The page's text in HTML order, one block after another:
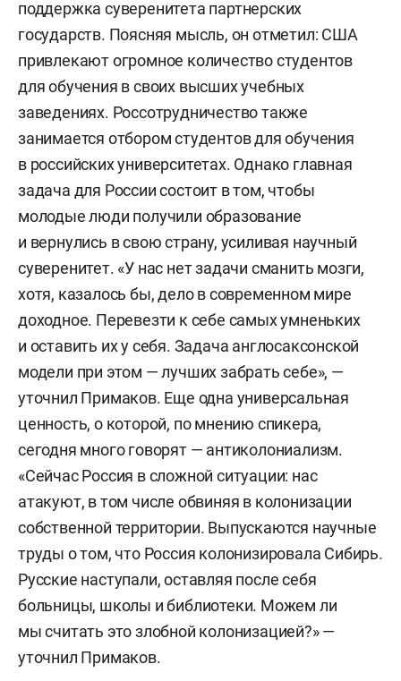
поддержка суверенитета партнерских
государств. Поясняя мысль, он отметил: США
привлекают огромное количество студентов
для обучения в своих высших учебных
заведениях. Россотрудничество также
занимается отбором студентов для обучения
в российских университетах. Однако главная
задача для России состоит в том, чтобы
молодые люди получили образование
и вернулись в свою страну, усиливая научный
суверенитет. «У нас нет задачи сманить мозги,
хотя, казалось бы, дело в современном мире
доходное. Перевезти к себе самых умненьких
и оставить их у себя. Задача англосаксонской
модели при этом — лучших забрать себе», —
уточнил Примаков. Еще одна универсальная
ценность, о которой, по мнению спикера,
сегодня много говорят — антиколониализм.
«Сейчас Россия в сложной ситуации: нас
атакуют, в том числе обвиняя в колонизации
собственной территории. Выпускаются научные
труды о том, что Россия колонизировала Сибирь.
Русские наступали, оставляя после себя
больницы, школы и библиотеки. Можем ли
мы считать это злобной колонизацией?» —
уточнил Примаков.